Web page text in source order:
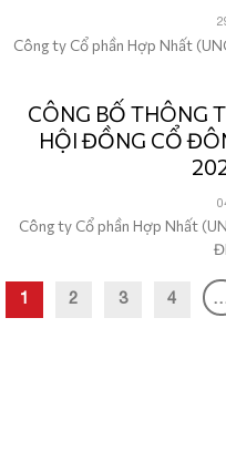
Công ty Cổ phần Hợp Nhất
CÔNG BỐ THÔNG
HỘI ĐỒNG CỔ
Công ty Cổ phần Hợp Nhất
1 2 3 4